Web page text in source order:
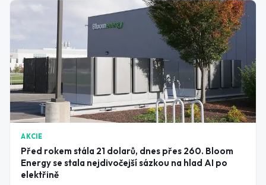
AKCIE
Před rokem stála 21 dolarů, dnes přes 260. Bloom
Energy se stala nejdivočejší sázkou na hlad AI po
elektřině